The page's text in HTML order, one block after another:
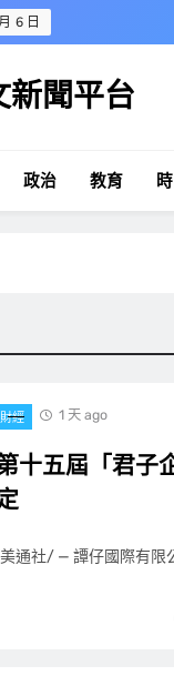
6 日
聞平台
政治 教育
財經 1 天 ago
十五屆「君子
通社/ — 譚仔國際有限